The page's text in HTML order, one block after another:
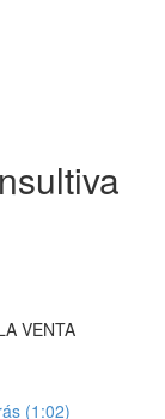
VENTA
(1:02)